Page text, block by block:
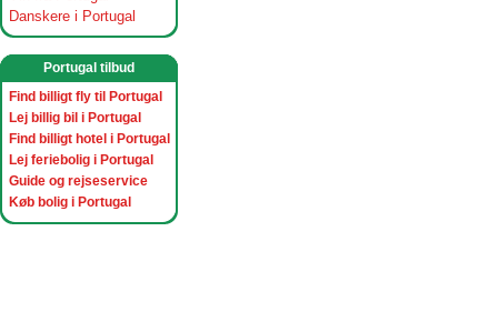
Danskere i Portugal
Portugal tilbud
Find billigt fly til Portugal
Lej billig bil i Portugal
Find billigt hotel i Portugal
Lej feriebolig i Portugal
Guide og rejseservice
Køb bolig i Portugal